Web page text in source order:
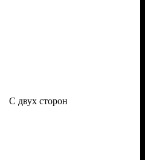
С двух сторон